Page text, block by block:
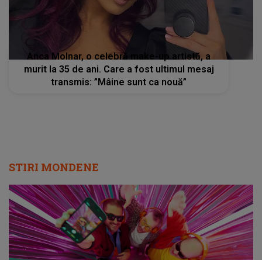
Anca Molnar, o celebră make-up artistă, a
murit la 35 de ani. Care a fost ultimul mesaj
transmis: ”Mâine sunt ca nouă”
STIRI MONDENE